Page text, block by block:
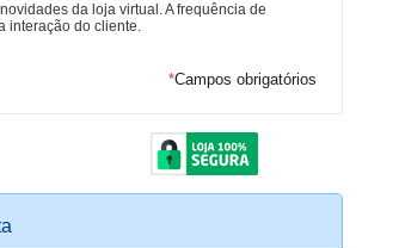
da loja virtual. A frequência de
interação do cliente.
*Campos obrigatórios